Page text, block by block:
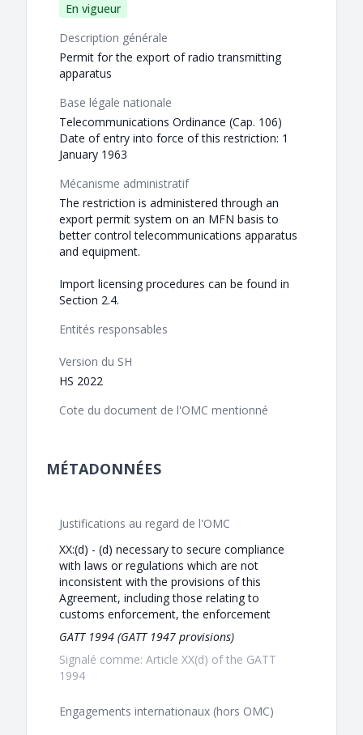
En vigueur
Description générale
Permit for the export of radio transmitting
apparatus
Base légale nationale
Telecommunications Ordinance (Cap. 106)
Date of entry into force of this restriction: 1
January 1963
Mécanisme administratif
The restriction is administered through an
export permit system on an MFN basis to
better control telecommunications apparatus
and equipment.
Import licensing procedures can be found in
Section 2.4.
Entités responsables
Version du SH
HS 2022
Cote du document de l'OMC mentionné
MÉTADONNÉES
Justifications au regard de l'OMC
XX:(d) - (d) necessary to secure compliance
with laws or regulations which are not
inconsistent with the provisions of this
Agreement, including those relating to
customs enforcement, the enforcement
GATT 1994 (GATT 1947 provisions)
Signalé comme: Article XX(d) of the GATT
1994
Engagements internationaux (hors OMC)